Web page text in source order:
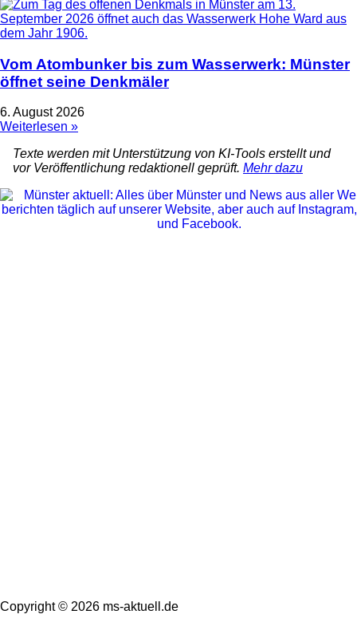
Vom Atombunker bis zum Wasserwerk: Münster
öffnet seine Denkmäler
6. August 2026
Weiterlesen »
Texte werden mit Unterstützung von KI-Tools erstellt und
vor Veröffentlichung redaktionell geprüft. Mehr dazu
Copyright © 2026 ms-aktuell.de